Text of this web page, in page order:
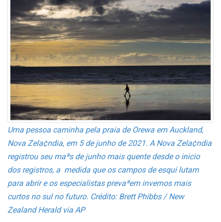
Uma pessoa caminha pela praia de Orewa em Auckland,
Nova Zela¢ndia, em 5 de junho de 2021. A Nova Zela¢ndia
registrou seu maªs de junho mais quente desde o ini­cio
dos registros, a medida que os campos de esqui lutam
para abrir e os especialistas prevaªem invernos mais
curtos no sul no futuro. Crédito: Brett Phibbs / New
Zealand Herald via AP